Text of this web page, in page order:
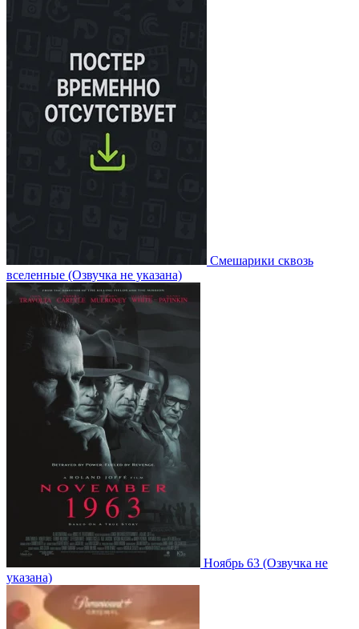
Смешарики сквозь
вселенные (Озвучка не указана)
Ноябрь 63 (Озвучка не
указана)